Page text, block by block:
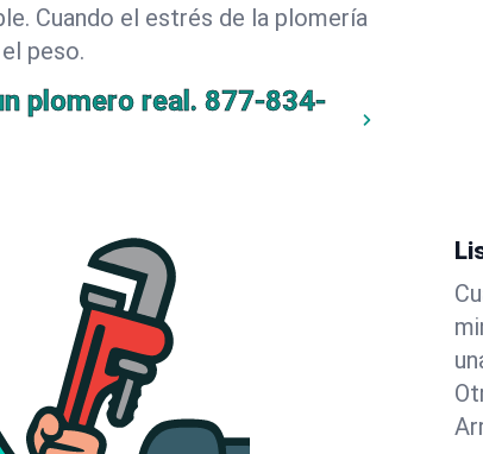
Cuando el estrés de la plomería
peso.
plomero real. 877-834-